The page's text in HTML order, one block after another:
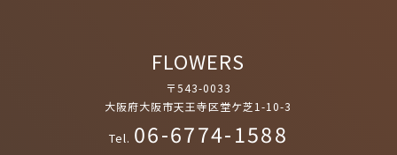
FLOWERS
〒543-0033
大阪府大阪市天王寺区堂ケ芝1-10-3
Tel. 06-6774-1588